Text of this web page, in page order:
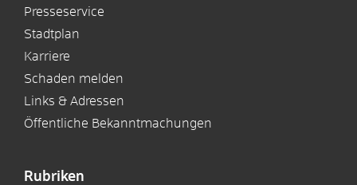
Presseservice
Stadtplan
Karriere
Schaden melden
Links & Adressen
Öffentliche Bekanntmachungen
Rubriken